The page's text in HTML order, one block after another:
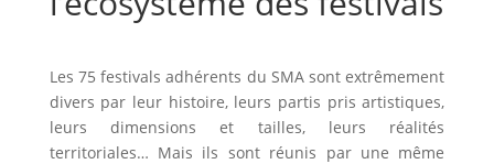
Les 75 festivals adhérents du SMA sont extrêmement
divers par leur histoire, leurs partis pris artistiques,
leurs dimensions et tailles, leurs réalités
territoriales… Mais ils sont réunis par une même